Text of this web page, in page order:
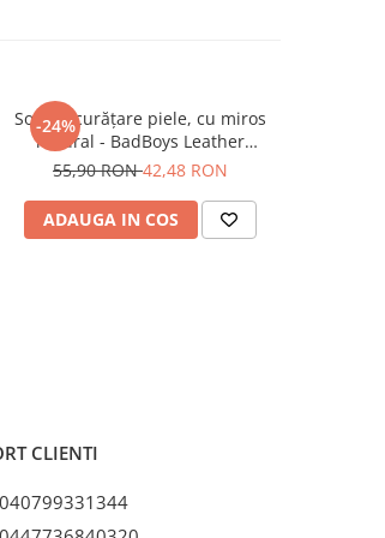
-24%
Soluție curățare piele, cu miros
natural - BadBoys Leather
Exorcist (500ml)
55,90 RON42,48 RON
ADAUGA IN COS
CLIENTI